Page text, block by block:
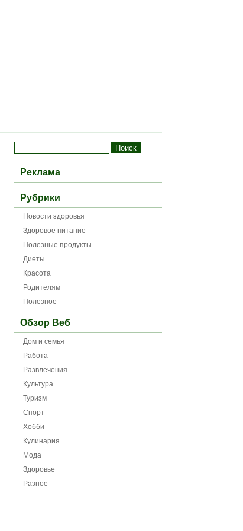
Реклама
Рубрики
Новости здоровья
Здоровое питание
Полезные продукты
Диеты
Красота
Родителям
Полезное
Обзор Веб
Дом и семья
Работа
Развлечения
Культура
Туризм
Спорт
Хобби
Кулинария
Мода
Здоровье
Разное